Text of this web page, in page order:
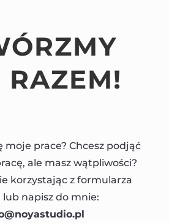
RAZEM!
moje prace? Chcesz podjąć
ale masz wątpliwości?
korzystając z formularza
lub napisz do mnie: